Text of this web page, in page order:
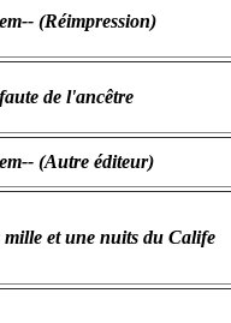
(Réimpression)
de l'ancêtre
(Autre éditeur)
mille et une nuits du Calife